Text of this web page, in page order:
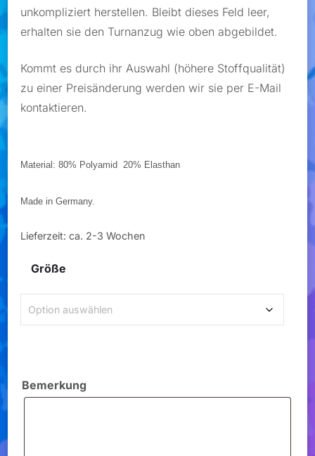
unkompliziert herstellen. Bleibt dieses Feld leer,
erhalten sie den Turnanzug wie oben abgebildet.
Kommt es durch ihr Auswahl (höhere Stoffqualität)
zu einer Preisänderung werden wir sie per E-Mail
kontaktieren.
Material: 80% Polyamid 20% Elasthan
Made in Germany.
Lieferzeit: ca. 2-3 Wochen
Größe
Bemerkung